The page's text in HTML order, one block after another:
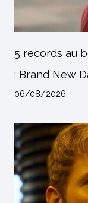
5 records au
: Brand New
06/08/2026